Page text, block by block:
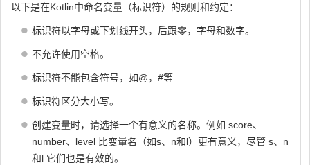
以下是在Kotlin中命名变量（标识符）的规则和约定：
标识符以字母或下划线开头，后跟零，字母和数字。
不允许使用空格。
标识符不能包含符号，如@，#等
标识符区分大小写。
创建变量时，请选择一个有意义的名称。例如 score、
number、level 比变量名（如s、n和l）更有意义，尽管 s、n
和l 它们也是有效的。